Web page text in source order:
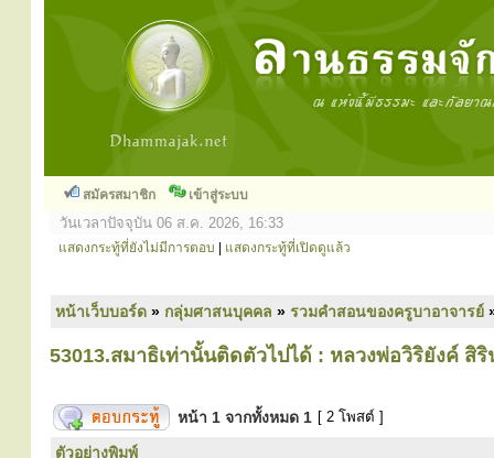
สมัครสมาชิก เข้าสู่ระบบ
วันเวลาปัจจุบัน 06 ส.ค. 2026, 16:33
แสดงกระทู้ที่ยังไม่มีการตอบ แสดงกระทู้ที่เปิดดูแล้ว
หน้าเว็บบอร์ด » กลุ่มศาสนบุคคล » รวมคำสอนของครูบาอาจารย์
53013.สมาธิเท่านั้นติดตัวไปได้ : หลวงพ่อวิริยังค์ สิริ
หน้า 1 จากทั้งหมด 1 [ 2 โพสต์ ]
ตัวอย่างพิมพ์